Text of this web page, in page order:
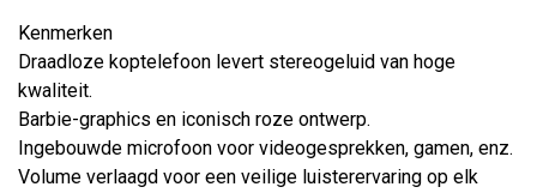
Kenmerken
Draadloze koptelefoon levert stereogeluid van hoge
kwaliteit.
Barbie-graphics en iconisch roze ontwerp.
Ingebouwde microfoon voor videogesprekken, gamen, enz.
Volume verlaagd voor een veilige luisterervaring op elk